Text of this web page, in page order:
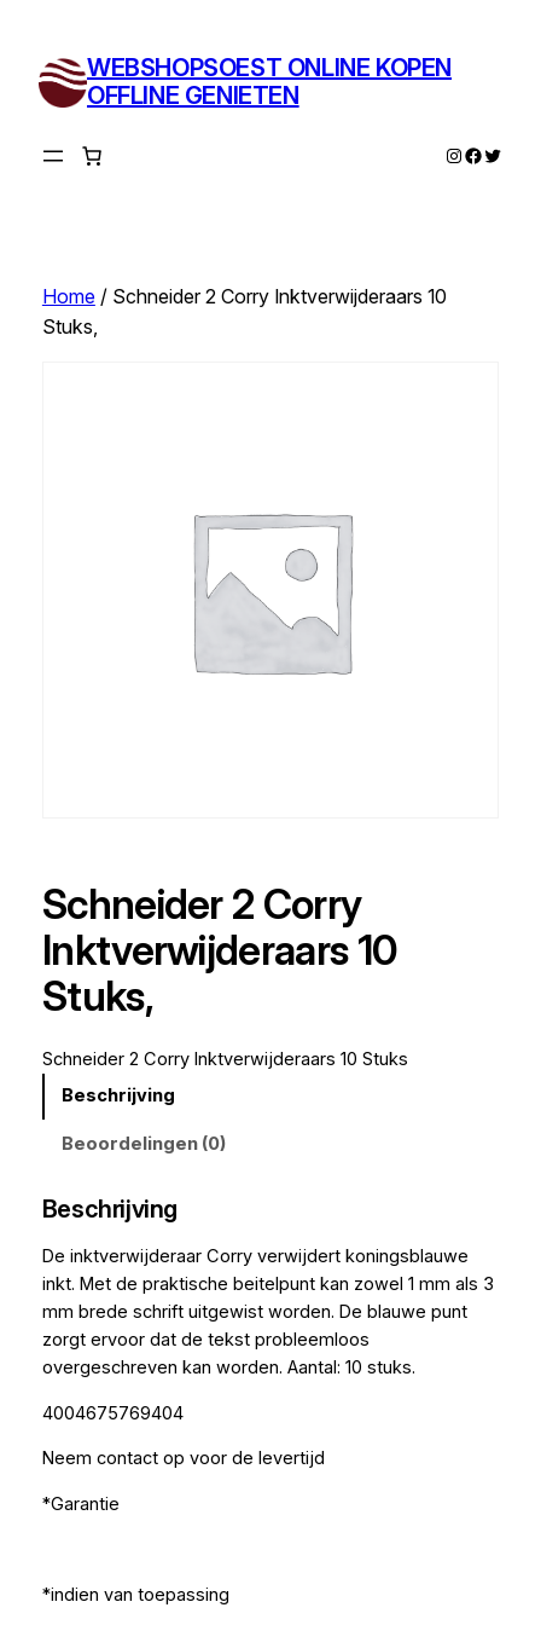
inhoud
WEBSHOPSOEST ONLINE KOPEN
OFFLINE GENIETEN
Instagram
Twitter
Home/ Schneider 2 Corry Inktverwijderaars 10
Stuks,
Schneider 2 Corry
Inktverwijderaars 10
Stuks,
Schneider 2 Corry Inktverwijderaars 10 Stuks
Beschrijving
Beoordelingen (0)
Beschrijving
De inktverwijderaar Corry verwijdert koningsblauwe
inkt. Met de praktische beitelpunt kan zowel 1 mm als 3
mm brede schrift uitgewist worden. De blauwe punt
zorgt ervoor dat de tekst probleemloos
overgeschreven kan worden. Aantal: 10 stuks.
4004675769404
Neem contact op voor de levertijd
*Garantie
*indien van toepassing